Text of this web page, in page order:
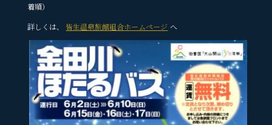
着順）
詳しくは、
皆生温泉旅館組合ホームページ へ